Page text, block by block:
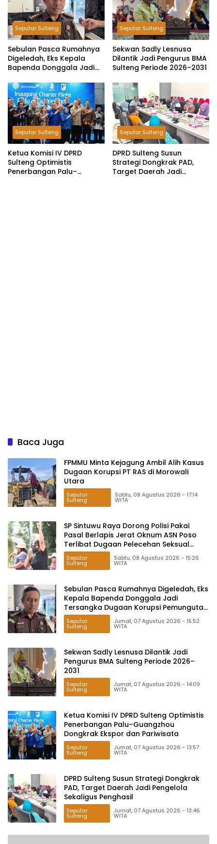
Seputar Sulteng
Sebulan Pasca Rumahnya
Digeledah, Eks Kepala
Bapenda Donggala Jadi
Pemungutan Pajak
Pertambangan
Seputar Sulteng
Sekwan Sadly Lesnusa
Dilantik Jadi Pengurus BMA
Sulteng Periode 2026–2031
Seputar Sulteng
Ketua Komisi IV DPRD
Sulteng Optimistis
Penerbangan Palu–
Seputar Sulteng
DPRD Sulteng Susun
Strategi Dongkrak PAD,
Target Daerah Jadi
Baca Juga
FPMMU Minta Kejagung Ambil Alih Kasus
Dugaan Korupsi PT RAS di Morowali
Utara
Seputar
Sulteng
Sabtu, 08 Agustus 2026 - 17:14
WITA
SP Sintuwu Raya Dorong Polisi Pakai
Pasal Berlapis Jerat Oknum ASN Poso
Terlibat Dugaan Pelecehan Seksual
Kakak Beradik
Seputar
Sulteng
Sabtu, 08 Agustus 2026 - 15:26
WITA
Sebulan Pasca Rumahnya Digeledah, Eks
Kepala Bapenda Donggala Jadi
Tersangka Dugaan Korupsi Pemungutan
Pajak Pertambangan
Seputar
Sulteng
Jumat, 07 Agustus 2026 - 15:52
WITA
Sekwan Sadly Lesnusa Dilantik Jadi
Pengurus BMA Sulteng Periode 2026–
2031
Seputar
Sulteng
Jumat, 07 Agustus 2026 - 14:09
WITA
Ketua Komisi IV DPRD Sulteng Optimistis
Penerbangan Palu–Guangzhou
Dongkrak Ekspor dan Pariwisata
Seputar
Sulteng
Jumat, 07 Agustus 2026 - 13:57
WITA
DPRD Sulteng Susun Strategi Dongkrak
PAD, Target Daerah Jadi Pengelola
Sekaligus Penghasil
Seputar
Sulteng
Jumat, 07 Agustus 2026 - 13:46
WITA